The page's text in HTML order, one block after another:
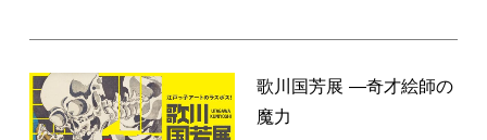
歌川国芳展 ―奇才絵師の
魔力